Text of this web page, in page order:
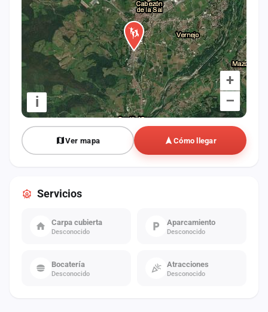
+
–
i
Ver mapa Cómo llegar
Servicios
Carpa cubierta
Desconocido
Aparcamiento
Desconocido
Bocatería
Desconocido
Atracciones
Desconocido